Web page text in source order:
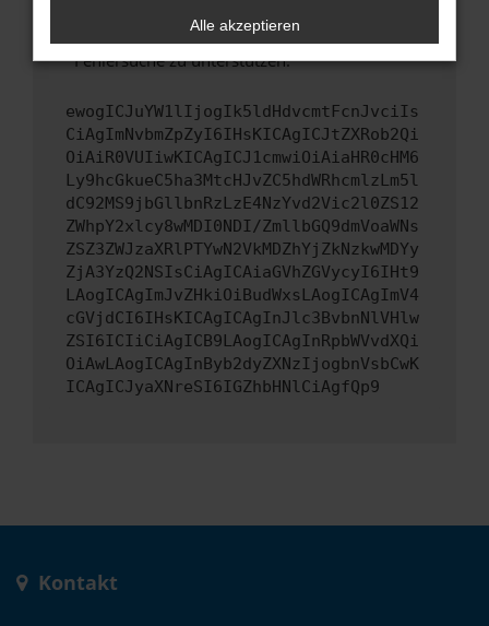
uns diesen Text schicken, um uns bei der
Fehlersuche zu unterstützen:
ewogICJuYW1lIjogIk5ldHdvcmtFcnJvciIs
CiAgImNvbmZpZyI6IHsKICAgICJtZXRob2Qi
OiAiR0VUIiwKICAgICJ1cmwiOiAiaHR0cHM6
Ly9hcGkueC5ha3MtcHJvZC5hdWRhcmlzLm5l
dC92MS9jbGllbnRzLzE4NzYvd2Vic2l0ZS12
ZWhpY2xlcy8wMDI0NDI/ZmllbGQ9dmVoaWNs
ZSZ3ZWJzaXRlPTYwN2VkMDZhYjZkNzkwMDYy
ZjA3YzQ2NSIsCiAgICAiaGVhZGVycyI6IHt9
LAogICAgImJvZHkiOiBudWxsLAogICAgImV4
cGVjdCI6IHsKICAgICAgInJlc3BvbnNlVHlw
ZSI6ICIiCiAgICB9LAogICAgInRpbWVvdXQi
OiAwLAogICAgInByb2dyZXNzIjogbnVsbCwK
ICAgICJyaXNreSI6IGZhbHNlCiAgfQp9
Kontakt
Alle akzeptieren